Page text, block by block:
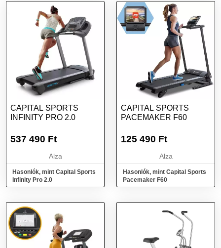
CAPITAL SPORTS
INFINITY PRO 2.0
537 490 Ft
Alza
Hasonlók, mint Capital Sports
Infinity Pro 2.0
CAPITAL SPORTS
PACEMAKER F60
125 490 Ft
Alza
Hasonlók, mint Capital Sports
Pacemaker F60